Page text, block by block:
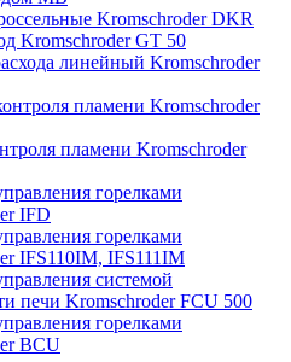
Kromschroder DKR
Kromschroder GT 50
линейный Kromschroder
пламени Kromschroder
пламени Kromschroder
горелками
IFD
горелками
IFS110IM, IFS111IM
системой
печи Kromschroder FCU 500
горелками
BCU